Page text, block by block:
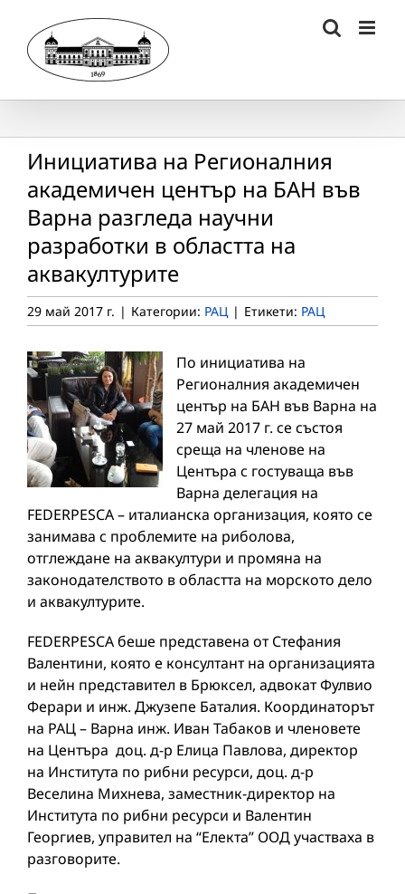
content
Инициатива на Регионалния
академичен център на БАН във
Варна разгледа научни
разработки в областта на
аквакултурите
29 май 2017 г. | Категории: РАЦ | Етикети: РАЦ
По инициатива на
Регионалния академичен
център на БАН във Варна на
27 май 2017 г. се състоя
среща на членове на
Центъра с гостуваща във
Варна делегация на
FEDERPESCA – италианска организация, която се
занимава с проблемите на риболова,
отглеждане на аквакултури и промяна на
законодателството в областта на морското дело
и аквакултурите.
FEDERPESCA беше представена от Стефания
Валентини, която е консултант на организацията
и нейн представител в Брюксел, адвокат Фулвио
Ферари и инж. Джузепе Баталия. Координаторът
на РАЦ – Варна инж. Иван Табаков и членовете
на Центъра доц. д-р Елица Павлова, директор
на Института по рибни ресурси, доц. д-р
Веселина Михнева, заместник-директор на
Института по рибни ресурси и Валентин
Георгиев, управител на “Електа” ООД участваха в
разговорите.